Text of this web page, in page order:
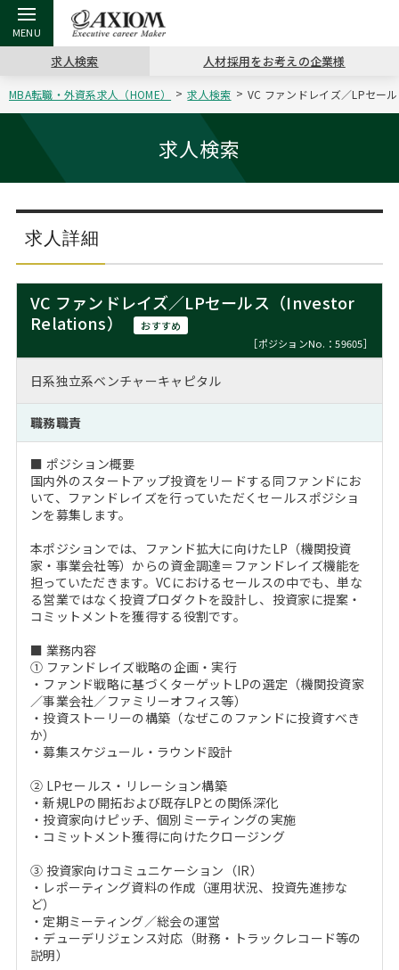
戻る
アクシアムの特長
戻る
コンサ
サービス案内
戻る
キャリ
コンサルタントの紹介
戻る
キャリア支援 TOP
キャリアデザイン講座
（最新求人市場動向）
戻る
MBAの
ステージ別アドバイス
MBAの転職事例
MBA留学生数の推移
戻る
日本か
インターン受入企業一覧
MBAを生かす求人特集
年齢と年収の相関図
戻る
転職ツール TOP
英文レジュメの書き方
戻る
パワー
職務経歴書の書き方
よくある面接Q&A集
戻る
転職コラム TOP
“展”職相談室
転職市場の明日をよめ
転職成功への4つの鍵
注目企業インタビュー
戻る
イベント・セミナー TOP
ジョブフェア
キャリアデザインセミナー
キャリアフォーラム
Career Talk Live
MBA NETWORKING
戻る
会社概要 TOP
沿革
主なクライアント
採用情報
ニュースリリース
求人検索 人材採用をお考えの企業様
MBA転職・外資系求人（HOME） 求人検索 VC ファンドレイズ／LPセー
求人検索
求人詳細
VC ファンドレイズ／LPセールス（Investor
Relations）
おすすめ
［ポジションNo.：59605］
日系独立系ベンチャーキャピタル
職務職責
■ ポジション概要
国内外のスタートアップ投資をリードする同ファンドにお
いて、ファンドレイズを行っていただくセールスポジショ
ンを募集します。
本ポジションでは、ファンド拡大に向けたLP（機関投資
家・事業会社等）からの資金調達＝ファンドレイズ機能を
担っていただきます。VCにおけるセールスの中でも、単な
る営業ではなく投資プロダクトを設計し、投資家に提案・
コミットメントを獲得する役割です。
■ 業務内容
① ファンドレイズ戦略の企画・実行
・ファンド戦略に基づくターゲットLPの選定（機関投資家
／事業会社／ファミリーオフィス等）
・投資ストーリーの構築（なぜこのファンドに投資すべき
か）
・募集スケジュール・ラウンド設計
② LPセールス・リレーション構築
・新規LPの開拓および既存LPとの関係深化
・投資家向けピッチ、個別ミーティングの実施
・コミットメント獲得に向けたクロージング
③ 投資家向けコミュニケーション（IR）
・レポーティング資料の作成（運用状況、投資先進捗な
ど）
・定期ミーティング／総会の運営
・デューデリジェンス対応（財務・トラックレコード等の
説明）